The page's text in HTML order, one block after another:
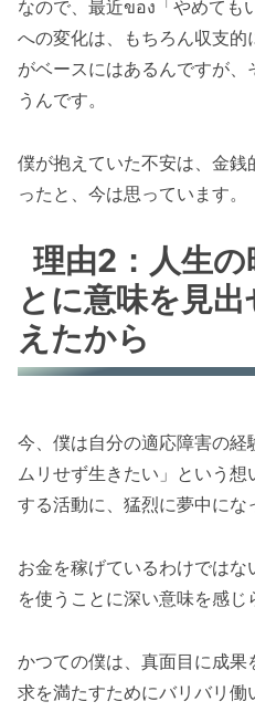
なので、最近ของ「やめても
への変化は、もちろん収支
がベースにはあるんですが
うんです。
僕が抱えていた不安は、金
ったと、今は思っています。
理由2：人生
とに意味を見
えたから
今、僕は自分の適応障害の
ムリせず生きたい」という
する活動に、猛烈に夢中にな
お金を稼げているわけでは
を使うことに深い意味を感じ
かつての僕は、真面目に成
求を満たすためにバリバリ働